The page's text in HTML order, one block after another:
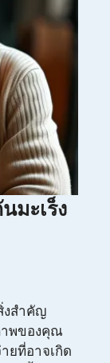
มะเร็ง
งสำคัญ
พของคุณ
ยที่อาจเกิด